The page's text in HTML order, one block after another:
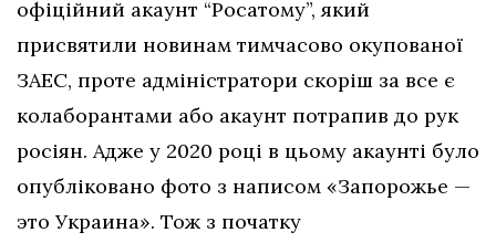
офіційний акаунт “Росатому”, який
присвятили новинам тимчасово окупованої
ЗАЕС, проте адміністратори скоріш за все є
колаборантами або акаунт потрапив до рук
росіян. Адже у 2020 році в цьому акаунті було
опубліковано фото з написом «Запорожье —
это Украина». Тож з початку